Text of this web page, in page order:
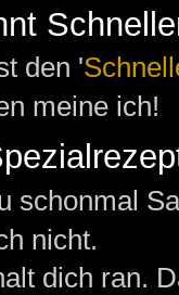
den '
meine ich!
schonmal
nicht.
dich ran.